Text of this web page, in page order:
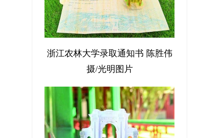
浙江农林大学录取通知书 陈胜伟
摄/光明图片